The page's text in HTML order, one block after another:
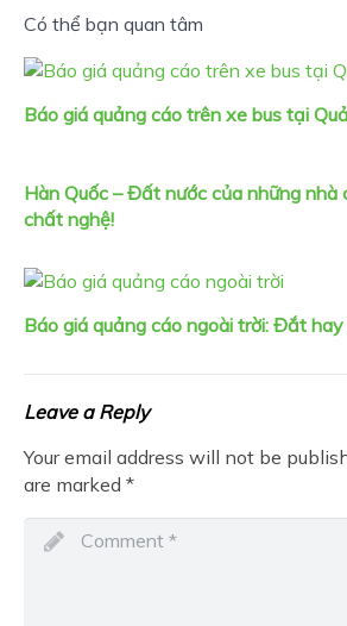
Có thể bạn quan tâm
Báo giá quảng cáo trên xe bus tại
Hàn Quốc – Đất nước của những nhà
chất nghệ!
Báo giá quảng cáo ngoài trời: Đắt hay
Leave a Reply
Your email address will not be
are marked *